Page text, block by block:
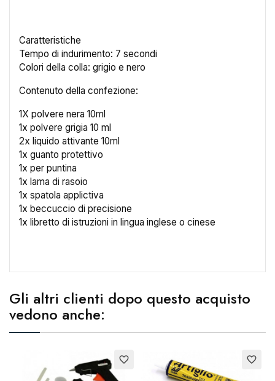
Caratteristiche
Tempo di indurimento: 7 secondi
Colori della colla: grigio e nero
Contenuto della confezione:
1X polvere nera 10ml
1x polvere grigia 10 ml
2x liquido attivante 10ml
1x guanto protettivo
1x per puntina
1x lama di rasoio
1x spatola applictiva
1x beccuccio di precisione
1x libretto di istruzioni in lingua inglese o cinese
Gli altri clienti dopo questo acquisto
vedono anche:
favorite_border favorite_border
Crea lista dei desideri
Nome lista dei desideri